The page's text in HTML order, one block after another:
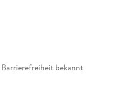
bekannt